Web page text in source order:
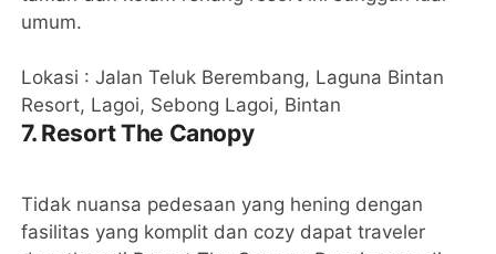
umum.
Lokasi : Jalan Teluk Berembang, Laguna Bintan
Resort, Lagoi, Sebong Lagoi, Bintan
7. Resort The Canopy
Tidak nuansa pedesaan yang hening dengan
fasilitas yang komplit dan cozy dapat traveler